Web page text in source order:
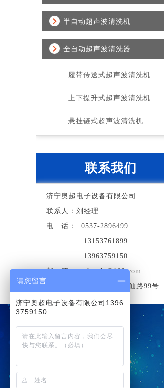
半自动超声波清洗机
全自动超声波清洗器
履带传送式超声波清洗机
上下提升式超声波清洗机
悬挂链式超声波清洗机
联系我们
济宁奥超电子设备有限公司
联系人：刘经理
电 话： 0537-2896499
13153761899
13963759150
邮 箱：aochaodz@163.com
地 址：济宁市高新区诗仙路99号
请您留言
济宁奥超电子设备有限公司1396
3759150